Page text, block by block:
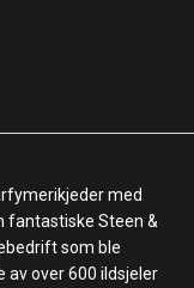
med
fantastiske Steen &
som ble
av over 600 ildsjeler